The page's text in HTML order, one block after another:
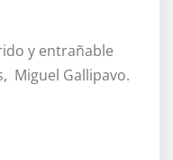
y entrañable
Miguel Gallipavo.